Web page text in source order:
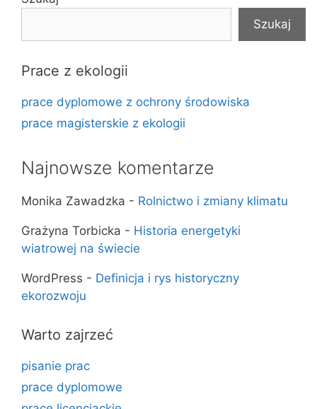
Szukaj
Prace z ekologii
prace dyplomowe z ochrony środowiska
prace magisterskie z ekologii
Najnowsze komentarze
Monika Zawadzka - Rolnictwo i zmiany klimatu
Grażyna Torbicka - Historia energetyki
wiatrowej na świecie
WordPress - Definicja i rys historyczny
ekorozwoju
Warto zajrzeć
pisanie prac
prace dyplomowe